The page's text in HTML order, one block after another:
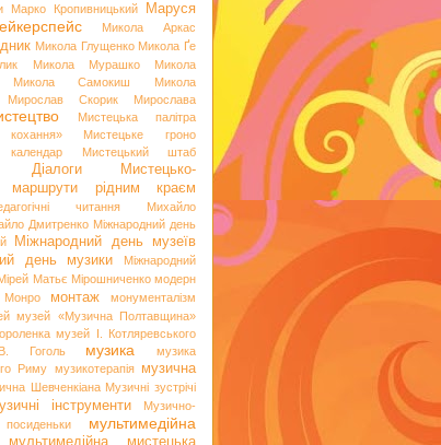
Марко Кропивницький
Маруся
Микола Аркас
Микола Глущенко Микола Ґе
Микола Мурашко
Микола
Микола Самокиш
Микола
Мирослав Скорик
Мирослава
Мистецька палітра
Мистецьке гроно
календар
Мистецький штаб
Діалоги
Мистецько-
маршрути рідним краєм
читання
Михайло
Дмитренко Міжнародний день
Міжнародний день музеїв
день музики
Міжнародний
Матьє Мірошниченко модерн
Монро монтаж
монументалізм
музей «Музична Полтавщина»
музей І. Котляревського
Гоголь
музика
музика
Риму музикотерапія
музична
Шевченкіана Музичні зустрічі
інструменти
Музично-
посиденьки
мультимедійна
мультимедійна мистецька